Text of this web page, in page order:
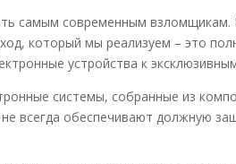
самым современным взломщикам.
который мы реализуем – это
устройства к
системы, собранные из
всегда обеспечивают должную